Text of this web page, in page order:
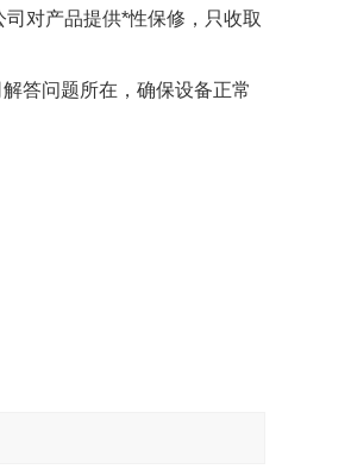
对产品提供*性保修，只收取
答问题所在，确保设备正常